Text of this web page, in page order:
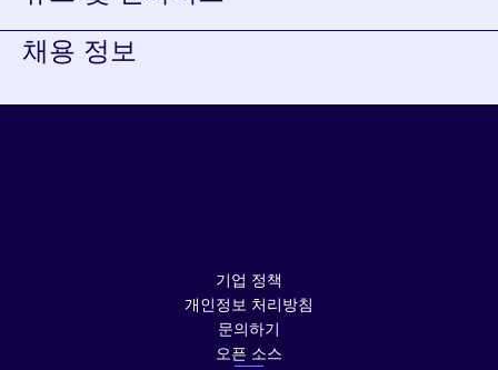
채용 정보
기업 정책
개인정보 처리방침
문의하기
오픈 소스